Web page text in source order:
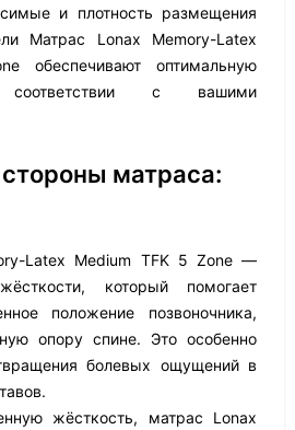
и плотность размещения
Матрас Lonax Memory-Latex
обеспечивают оптимальную
с вашими
матраса:
Latex Medium TFK 5 Zone —
который помогает
положение позвоночника,
опору спине. Это особенно
болевых ощущений в
жёсткость, матрас Lonax